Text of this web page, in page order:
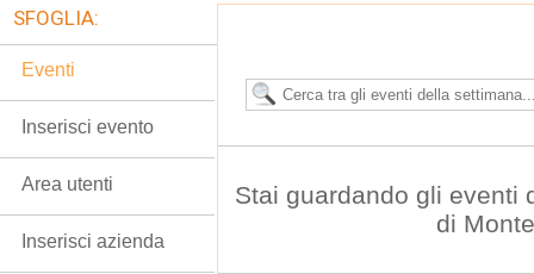
Stai guardando gli eventi
di
SFOGLIA:
Eventi
Inserisci evento
Area utenti
Inserisci azienda